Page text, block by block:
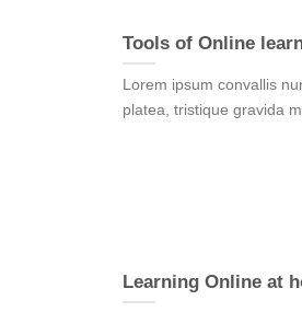
Tools of Online
Lorem ipsum convallis
platea, tristique gravida
Learning Online at